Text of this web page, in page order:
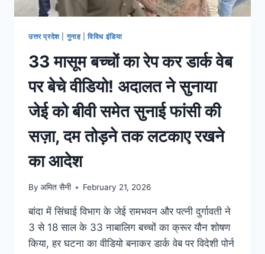
उत्तर प्रदेश| गुनाह|विविध इंडिया
33 मासूम बच्चों का रेप कर डार्क वेब
पर बेचे वीडियो! अदालत ने सुनाया
जेई को बीवी समेत सुनाई फांसी की
सज़ा, दम तोड़ने तक लटकाए रखने
का आदेश
By अमित सैनी February 21, 2026
बांदा में सिंचाई विभाग के जेई रामभवन और पत्नी दुर्गावती ने
3 से 18 साल के 33 नाबालिग बच्चों का क्रूर यौन शोषण
किया, हर घटना का वीडियो बनाकर डार्क वेब पर विदेशी पोर्न